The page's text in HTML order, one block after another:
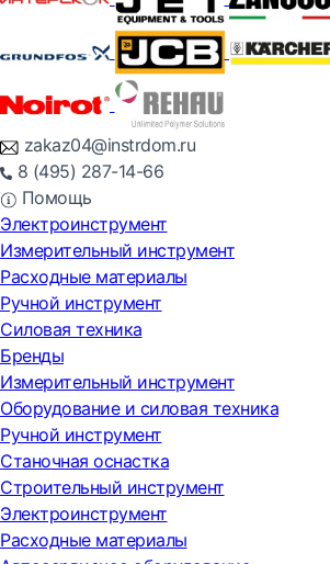
zakaz04@instrdom.ru
8 (495) 287-14-66
Помощь
Электроинструмент
Измерительный инструмент
Расходные материалы
Ручной инструмент
Силовая техника
Бренды
Измерительный инструмент
Оборудование и силовая техника
Ручной инструмент
Станочная оснастка
Строительный инструмент
Электроинструмент
Расходные материалы